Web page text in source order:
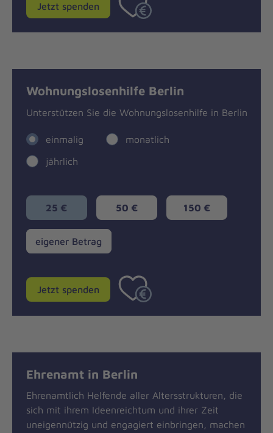
Jetzt spenden
Wohnungslosenhilfe Berlin
Unterstützen Sie die Wohnungslosenhilfe in Berlin
einmalig
monatlich
jährlich
25 € 50 € 150 €
eigener
Betrag
eigener Betrag
Jetzt spenden
Ehrenamt in Berlin
Ehrenamtlich Helfende aller Altersstrukturen, die
sich mit ihrem Ideenreichtum und ihrer Zeit
uneigennützig und engagiert einbringen, machen